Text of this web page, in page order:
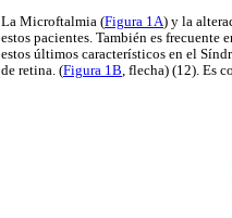
La Microftalmia (Figura 1A) y la
estos pacientes. También es
estos últimos característicos en el
de retina. (Figura 1B , flecha) (12). Es